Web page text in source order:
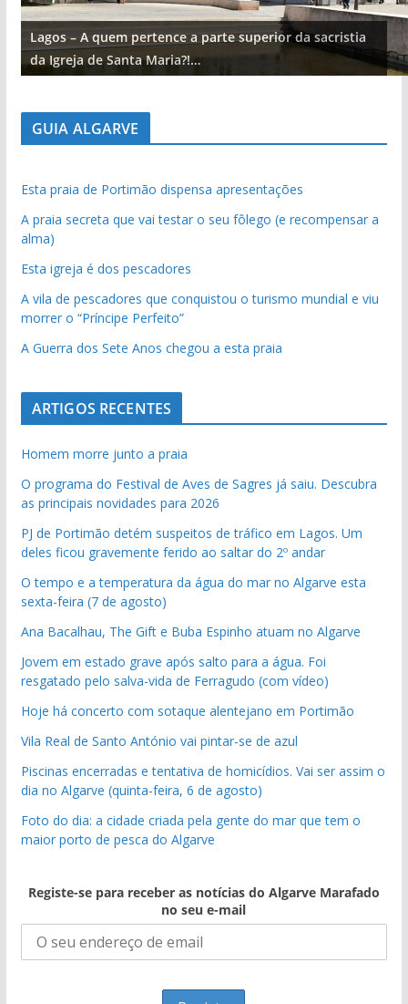
Lagos – A quem pertence a parte superior da sacristia
da Igreja de Santa Maria?!…
GUIA ALGARVE
Esta praia de Portimão dispensa apresentações
A praia secreta que vai testar o seu fôlego (e recompensar a
alma)
Esta igreja é dos pescadores
A vila de pescadores que conquistou o turismo mundial e viu
morrer o “Príncipe Perfeito”
A Guerra dos Sete Anos chegou a esta praia
ARTIGOS RECENTES
Homem morre junto a praia
O programa do Festival de Aves de Sagres já saiu. Descubra
as principais novidades para 2026
PJ de Portimão detém suspeitos de tráfico em Lagos. Um
deles ficou gravemente ferido ao saltar do 2º andar
O tempo e a temperatura da água do mar no Algarve esta
sexta-feira (7 de agosto)
Ana Bacalhau, The Gift e Buba Espinho atuam no Algarve
Jovem em estado grave após salto para a água. Foi
resgatado pelo salva-vida de Ferragudo (com vídeo)
Hoje há concerto com sotaque alentejano em Portimão
Vila Real de Santo António vai pintar-se de azul
Piscinas encerradas e tentativa de homicídios. Vai ser assim o
dia no Algarve (quinta-feira, 6 de agosto)
Foto do dia: a cidade criada pela gente do mar que tem o
maior porto de pesca do Algarve
Registe-se para receber as notícias do Algarve Marafado
no seu e-mail